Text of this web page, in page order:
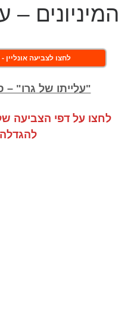
המיניונים –
לחצו לצביעה אונליין
"עלייתו של גרו" –
לחצו על דפי הצביעה של